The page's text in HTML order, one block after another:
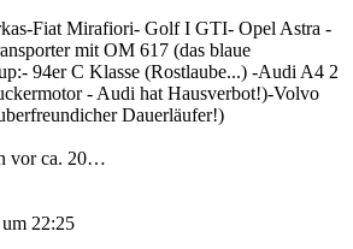
Fiat Mirafiori- Golf I GTI- Opel Astra -
mit OM 617 (das blaue
94er C Klasse (Rostlaube...) -Audi A4 2
- Audi hat Hausverbot!)-Volvo
Dauerläufer!)
vor ca. 20…
22:25